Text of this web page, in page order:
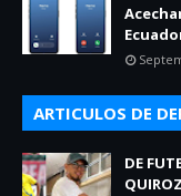
ARTICULOS DE
DE